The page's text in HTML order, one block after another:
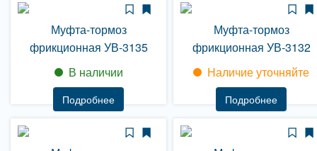
Муфта-тормоз
фрикционная УВ-3135
В наличии
Подробнее
Муфта-тормоз
фрикционная УВ-3132
Наличие уточняйте
Подробнее